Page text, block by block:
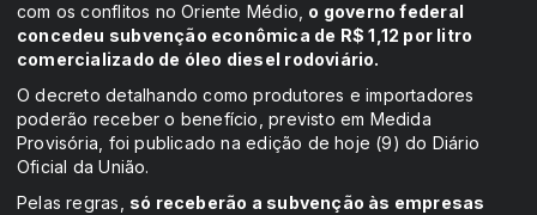
com os conflitos no Oriente Médio, o governo federal
concedeu subvenção econômica de R$ 1,12 por litro
comercializado de óleo diesel rodoviário.
O decreto detalhando como produtores e importadores
poderão receber o benefício, previsto em Medida
Provisória, foi publicado na edição de hoje (9) do Diário
Oficial da União.
Pelas regras, só receberão a subvenção às empresas